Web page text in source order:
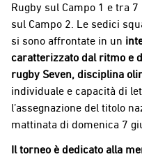
Rugby sul Campo 1 e tra
sul Campo 2. Le sedici
si sono affrontate in un
caratterizzato dal ritmo e
rugby Seven, disciplina
individuale e capacità di
l’assegnazione del titolo
mattinata di domenica 7
Il torneo è dedicato alla